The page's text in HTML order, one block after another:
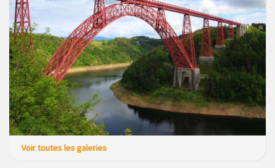
Voir toutes les galeries